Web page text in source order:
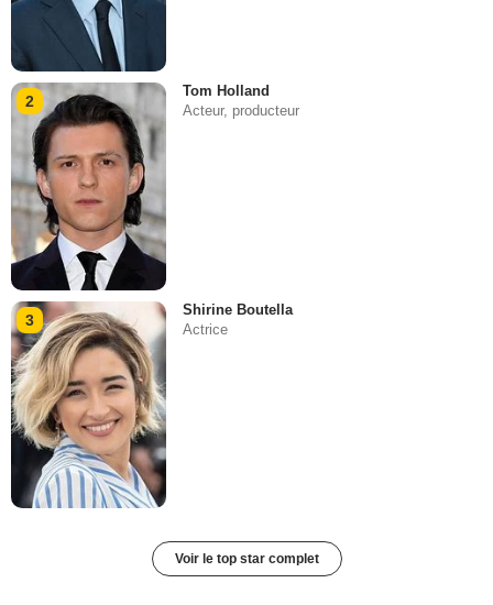
2
Tom Holland
Acteur, producteur
3
Shirine Boutella
Actrice
Voir le top star complet